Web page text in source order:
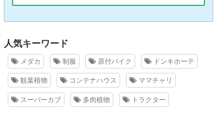
人気キーワード
メダカ 制服 原付バイク ドンキホーテ
観葉植物 コンテナハウス ママチャリ
スーパーカブ 多肉植物 トラクター